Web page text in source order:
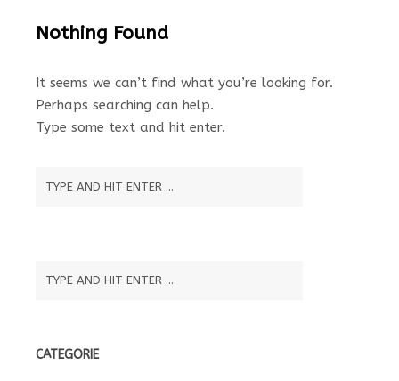
Nothing Found
It seems we can’t find what you’re looking for.
Perhaps searching can help.
Type some text and hit enter.
CATEGORIE